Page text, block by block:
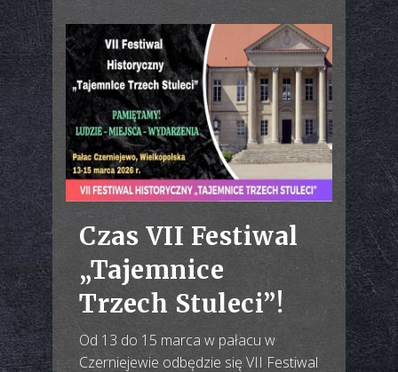
Czas VII Festiwal
„Tajemnice
Trzech Stuleci”!
Od 13 do 15 marca w pałacu w
Czerniejewie odbędzie się VII Festiwal